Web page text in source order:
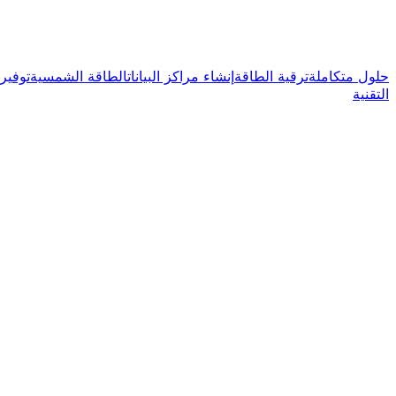
حلول متكاملةترقية الطاقةإنشاء مراكز البياناتالطاقة الشمسية
التقنية